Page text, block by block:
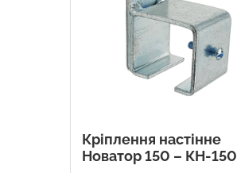
Кріплення настінне
Новатор 150 – КН-150